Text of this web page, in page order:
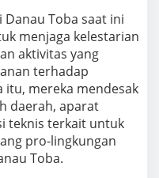
Toba saat ini
menjaga kelestarian
aktivitas yang
terhadap
itu, mereka mendesak
daerah, aparat
teknis terkait untuk
pro-lingkungan
Toba.